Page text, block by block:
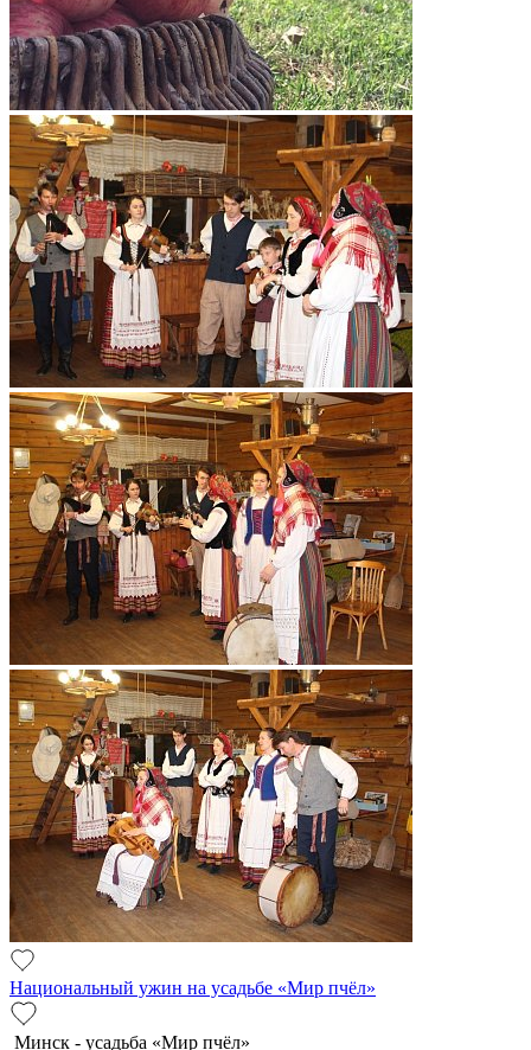
Национальный ужин на усадьбе «Мир пчёл»
Минск - усадьба «Мир пчёл»